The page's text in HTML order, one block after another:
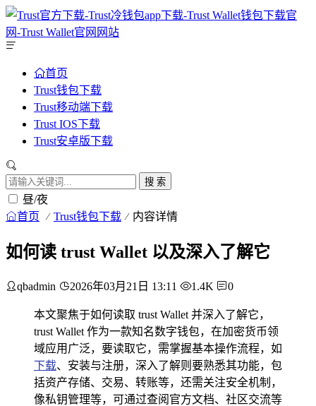
首页
Trust钱包下载
Trust移动端下载
Trust IOS下载
Trust安卓版下载
搜 索
昼/夜
首页 Trust钱包下载 内容详情
如何读 trust Wallet 以及深入了解它
qbadmin 2026年03月21日 13:11 1.4K 0
本文聚焦于如何读取 trust Wallet 并深入了解它，
trust Wallet 作为一款知名数字钱包，在加密货币领
域应用广泛，要读取它，需掌握基本操作流程，如
下载、安装与注册，深入了解则要熟悉其功能，包
括资产存储、交易、转账等，还需关注安全机制，
像私钥管理等，可通过查阅官方文档、社区交流等